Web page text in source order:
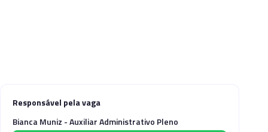
Responsável pela vaga
Bianca Muniz - Auxiliar Administrativo Pleno